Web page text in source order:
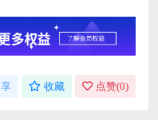
收藏 点赞(0)